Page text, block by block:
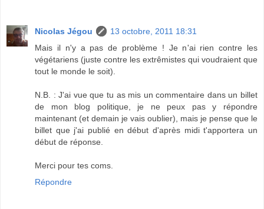
Nicolas Jégou
13 octobre, 2011 18:31
Mais il n'y a pas de problème ! Je n'ai rien contre les
végétariens (juste contre les extrêmistes qui voudraient que
tout le monde le soit).
N.B. : J'ai vue que tu as mis un commentaire dans un billet
de mon blog politique, je ne peux pas y répondre
maintenant (et demain je vais oublier), mais je pense que le
billet que j'ai publié en début d'après midi t'apportera un
début de réponse.
Merci pour tes coms.
Répondre